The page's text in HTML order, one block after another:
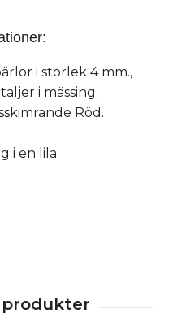
i storlek 4 mm.,
i mässing.
Röd.
i en lila